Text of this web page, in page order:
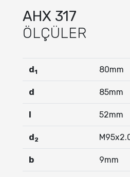
AHX 317
ÖLÇÜLER
d1 80mm
d 85mm
I 52mm
d2
b 9mm